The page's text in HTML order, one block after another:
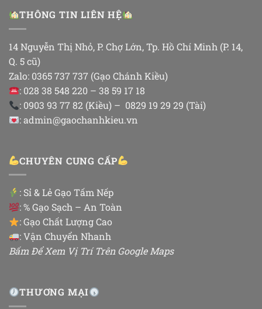
THÔNG TIN LIÊN HỆ
14 Nguyễn Thị Nhỏ, P. Chợ Lớn, Tp. Hồ Chí Minh (P. 14,
Q. 5 cũ)
Zalo: 0365 737 737 (Gạo Chánh Kiều)
: 028 38 548 220 – 38 59 17 18
: 0903 93 77 82 (Kiều) – 0829 19 29 29 (Tài)
: admin@gaochanhkieu.vn
CHUYÊN CUNG CẤP
: Sỉ & Lẻ Gạo Tấm Nếp
: % Gạo Sạch – An Toàn
: Gạo Chất Lượng Cao
: Vận Chuyển Nhanh
Bấm Để Xem Vị Trí Trên Google Maps
THƯƠNG MẠI